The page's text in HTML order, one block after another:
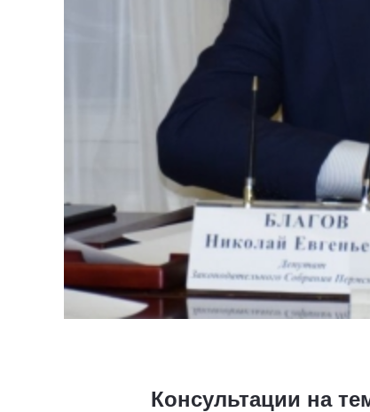
Консультации на